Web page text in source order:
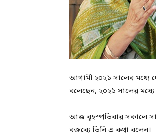
আগামী ২০২১ সালের মধ্যে
বলেছেন, ২০২১ সালের
আজ বৃহস্পতিবার সকালে
বক্তব্যে তিনি এ কথা বলেন।